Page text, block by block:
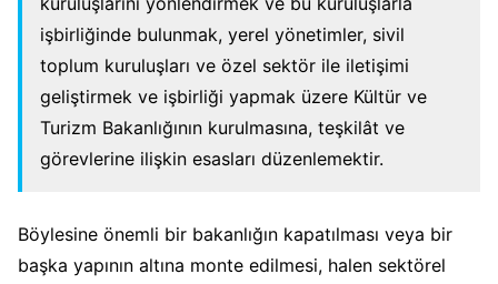
işbirliğinde bulunmak, yerel yönetimler, sivil
toplum kuruluşları ve özel sektör ile iletişimi
geliştirmek ve işbirliği yapmak üzere Kültür ve
Turizm Bakanlığının kurulmasına, teşkilât ve
görevlerine ilişkin esasları düzenlemektir.
Böylesine önemli bir bakanlığın kapatılması veya bir
başka yapının altına monte edilmesi, halen sektörel